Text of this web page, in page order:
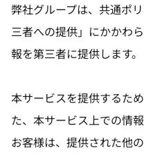
弊社グループは、共通ポ
三者への提供」にかかわ
報を第三者に提供します。
本サービスを提供するた
た、本サービス上での情
お客様は、提供された他